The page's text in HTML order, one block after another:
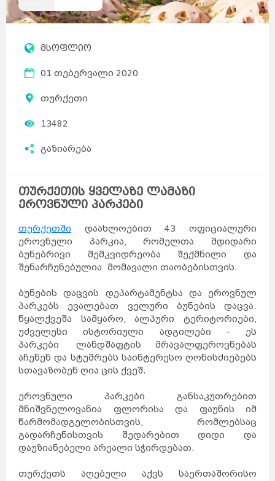
მსოფლიო
01 თებერვალი 2020
თურქეთი
13482
გაზიარება
თურქეთის ყველაზე ლამაზი
ეროვნული პარკები
თურქეთში დაახლოებით 43 ოფიციალური
ეროვნული პარკია, რომელთა მდიდარი
ბუნებრივი მემკვიდრეობა შექმნილი და
შენარჩუნებულია მომავალი თაობებისთვის.
ბუნების დაცვის დეპარტამენტსა და ეროვნულ
პარკებს ევალებათ ველური ბუნების დაცვა.
წყალქვეშა სამყარო, ალპური ტერიტორიები,
უძველესი ისტორიული ადგილები - ეს
პარკები ლანდშაფტის მრავალფეროვნებას
აჩენენ და სტუმრებს საინტერესო ღონისძიებებს
სთავაზობენ ღია ცის ქვეშ.
ეროვნული პარკები განსაკუთრებით
მნიშვნელოვანია ფლორისა და ფაუნის იმ
წარმომადგელობისთვის, რომლებსაც
გადარჩენისთვის შედარებით დიდი და
დაუზიანებელი არეალი სჭირდებათ.
თურქეთს აღებული აქვს საერთაშორისო